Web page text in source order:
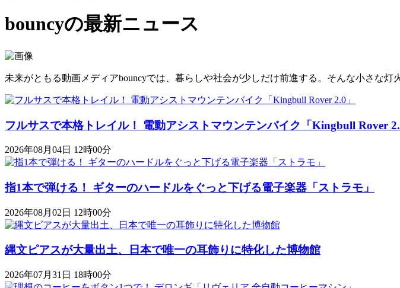
bouncyの最新ニュース
未来がともる動画メディアbouncyでは、暮らしや社会が少しだけ前進する。そんな小さな灯
フルサスで本格トレイル！ 電動アシストマウンテンバイク「Kingbull Rover
2026年08月04日 12時00分
指1本で弾ける！ ギターのハードルをぐっと下げる電子楽器「ストラモ」
2026年08月02日 12時00分
縄文ピアスが大量出土、日本で唯一の耳飾りに特化した博物館
2026年07月31日 18時00分